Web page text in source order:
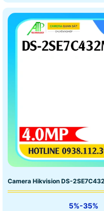
Camera Hikvision DS-
5%-35%